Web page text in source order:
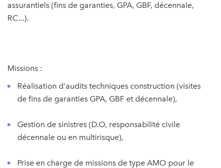
assurantiels (fins de garanties, GPA, GBF, décennale,
RC...).
Missions :
Réalisation d'audits techniques construction (visites
de fins de garanties GPA, GBF et décennale),
Gestion de sinistres (D.O, responsabilité civile
décennale ou en multirisque),
Prise en charge de missions de type AMO pour le